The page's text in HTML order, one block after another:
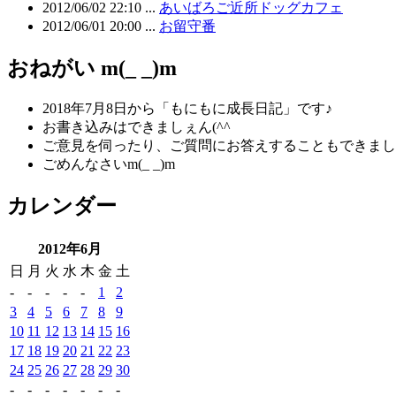
2012/06/02 22:10 ... あいばろご近所ドッグカフェ
2012/06/01 20:00 ... お留守番
おねがい m(_ _)m
2018年7月8日から「もにもに成長日記」です♪
お書き込みはできましぇん(^^ゞ
ご意見を伺ったり、ご質問にお答えすることもできま
ごめんなさいm(_ _)m
カレンダー
2012年6月
日
月 火 水 木 金 土
-
- - - - 1
2
3
4 5 6 7 8
9
10 11 12 13 14 15 16
17 18 19 20 21 22 23
24 25 26 27 28 29 30
-
- - - - - -